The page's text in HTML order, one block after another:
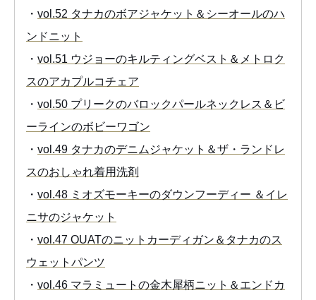
・ vol.52 タナカのボアジャケット＆シーオールのハ
ンドニット
・ vol.51 ウジョーのキルティングベスト＆メトロク
スのアカプルコチェア
・ vol.50 プリークのバロックパールネックレス＆ビ
ーラインのボビーワゴン
・ vol.49 タナカのデニムジャケット＆ザ・ランドレ
スのおしゃれ着用洗剤
・ vol.48 ミオズモーキーのダウンフーディー ＆イレ
ニサのジャケット
・ vol.47 OUATのニットカーディガン＆タナカのス
ウェットパンツ
・ vol.46 マラミュートの金木犀柄ニット＆エンドカ